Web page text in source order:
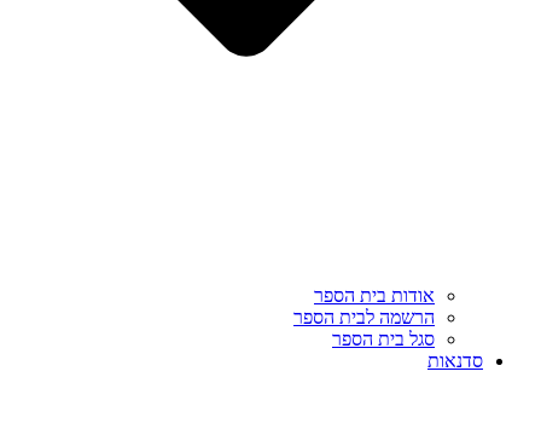
אודות בית הספר
הרשמה לבית הספר
סגל בית הספר
סדנאות